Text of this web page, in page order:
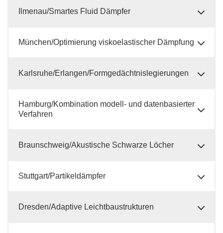
Ilmenau/Smartes Fluid Dämpfer
München/Optimierung viskoelastischer Dämpfung
Karlsruhe/Erlangen/Formgedächtnislegierungen
Hamburg/Kombination modell- und datenbasierter
Verfahren
Braunschweig/Akustische Schwarze Löcher
Stuttgart/Partikeldämpfer
Dresden/Adaptive Leichtbaustrukturen